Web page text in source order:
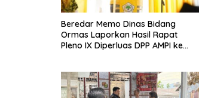
Beredar Memo Dinas Bidang
Ormas Laporkan Hasil Rapat
Pleno IX Diperluas DPP AMPI ke